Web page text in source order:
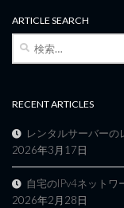
ARTICLE SEARCH
RECENT ARTICLES
レンタルサーバーの
2026年3月17日
自宅のIPv4ネットワ
2026年2月28日